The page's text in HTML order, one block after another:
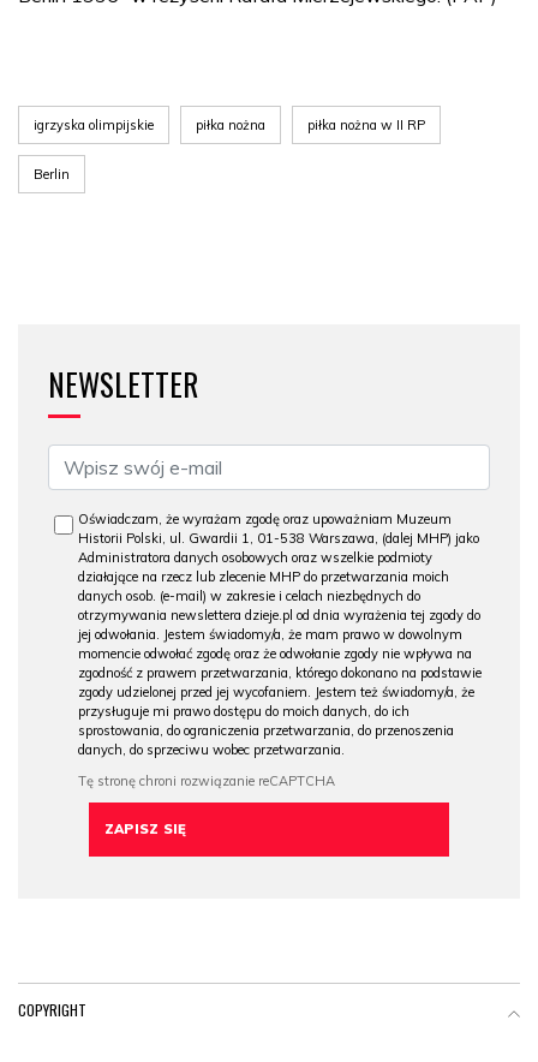
igrzyska olimpijskie piłka nożna piłka nożna w II RP
Berlin
NEWSLETTER
Oświadczam, że wyrażam zgodę oraz upoważniam Muzeum
Historii Polski, ul. Gwardii 1, 01-538 Warszawa, (dalej MHP) jako
Administratora danych osobowych oraz wszelkie podmioty
działające na rzecz lub zlecenie MHP do przetwarzania moich
danych osob. (e-mail) w zakresie i celach niezbędnych do
otrzymywania newslettera dzieje.pl od dnia wyrażenia tej zgody do
jej odwołania. Jestem świadomy/a, że mam prawo w dowolnym
momencie odwołać zgodę oraz że odwołanie zgody nie wpływa na
zgodność z prawem przetwarzania, którego dokonano na podstawie
zgody udzielonej przed jej wycofaniem. Jestem też świadomy/a, że
przysługuje mi prawo dostępu do moich danych, do ich
sprostowania, do ograniczenia przetwarzania, do przenoszenia
danych, do sprzeciwu wobec przetwarzania.
COPYRIGHT